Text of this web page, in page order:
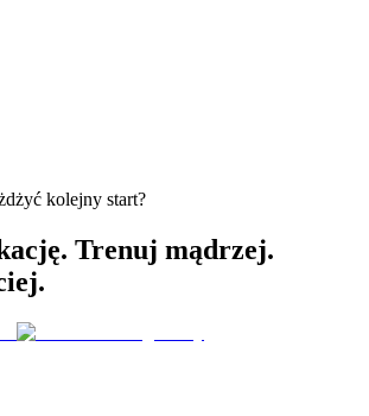
kolejny start?
Trenuj mądrzej.